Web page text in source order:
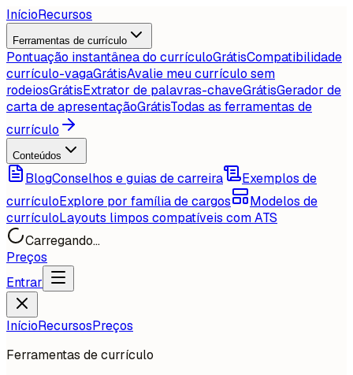
InícioRecursos
Ferramentas de currículo
Pontuação instantânea do currículoGrátisCompatibilidade
currículo-vagaGrátisAvalie meu currículo sem
rodeiosGrátisExtrator de palavras-chaveGrátisGerador de
carta de apresentaçãoGrátisTodas as ferramentas de
currículo
Conteúdos
BlogConselhos e guias de carreira
Exemplos de
currículoExplore por família de cargos
Modelos de
currículoLayouts limpos compatíveis com ATS
Carregando...
Preços
Entrar
InícioRecursosPreços
Ferramentas de currículo